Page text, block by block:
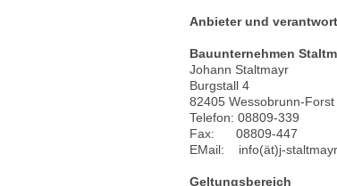
Anbieter und
Bauunternehmen
Johann Staltmayr
Burgstall 4
82405 Wessobrunn-Forst
Telefon: 08809-339
Fax: 08809-447
EMail: info(ät)j-
Geltungsbereich